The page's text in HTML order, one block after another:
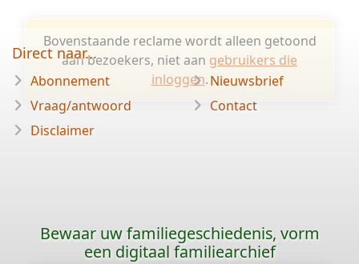
Bovenstaande reclame wordt alleen getoond
aan bezoekers, niet aan gebruikers die
inloggen.
Direct naar...
Abonnement
Vraag/antwoord
Disclaimer
Nieuwsbrief
Contact
Bewaar uw familiegeschiedenis, vorm
een digitaal familiearchief